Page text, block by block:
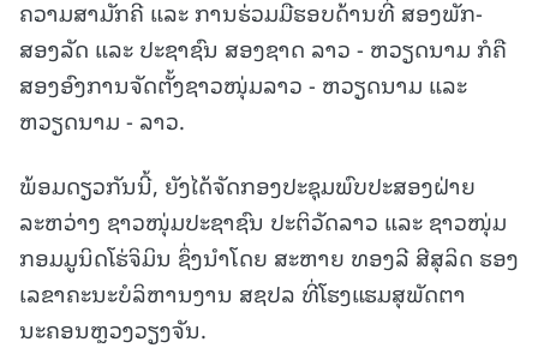
ຄວາມສາມັກຄີ ແລະ ການຮ່ວມມືຮອບດ້ານທີ່ ສອງພັກ-
ສອງລັດ ແລະ ປະຊາຊົນ ສອງຊາດ ລາວ - ຫວຽດນາມ ກໍຄື
ສອງອົງການຈັດຕັ້ງຊາວໜຸ່ມລາວ - ຫວຽດນາມ ແລະ
ຫວຽດນາມ - ລາວ.
ພ້ອມດຽວກັນນີ້, ຍັງໄດ້ຈັດກອງປະຊຸມພົບປະສອງຝ່າຍ
ລະຫວ່າງ ຊາວໜຸ່ມປະຊາຊົນ ປະຕິວັດລາວ ແລະ ຊາວໜຸ່ມ
ກອມມູນິດໂຮ່ຈິມິນ ຊຶ່ງນຳໂດຍ ສະຫາຍ ທອງລີ ສີສຸລິດ ຮອງ
ເລຂາຄະນະບໍລິຫານງານ ສຊປລ ທີ່ໂຮງແຮມສຸພັດຕາ
ນະຄອນຫຼວງວຽງຈັນ.